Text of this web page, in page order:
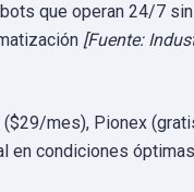
que operan 24/7 sin
[Fuente:
mes), Pionex
en condiciones